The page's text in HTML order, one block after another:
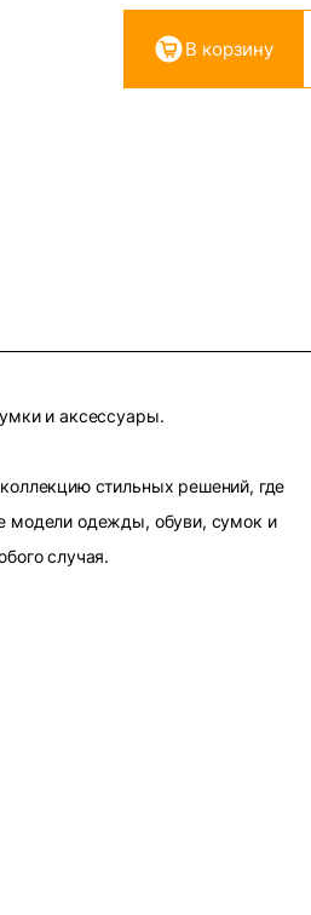
В корзину
и аксессуары.
стильных решений, где
модели одежды, обуви, сумок и
случая.